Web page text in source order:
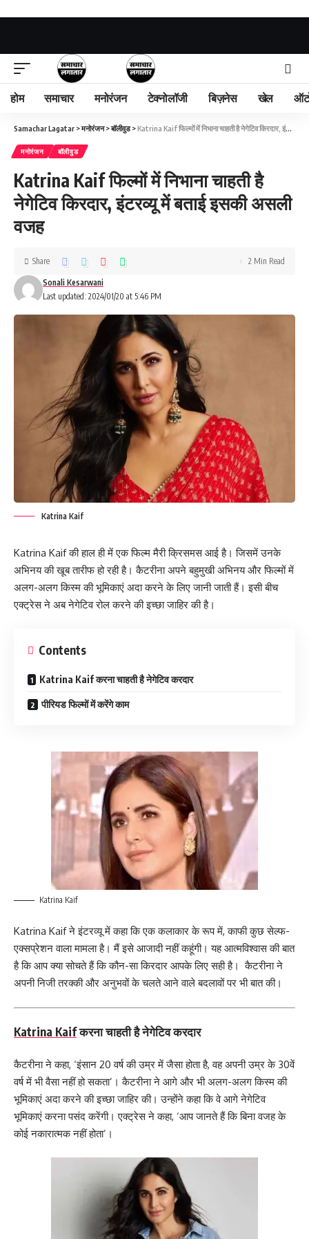
होम समाचार मनोरंजन टेक्नोलॉजी बिज़नेस खेल
Samachar Lagatar >मनोरंजन>बॉलीवुड>Katrina Kaif फिल्मों में निभाना चाहती है नेगेटिव किरदार, इंटरव्यू में बताई इसकी असली वजह
मनोरंजन बॉलीवुड
Katrina Kaif फिल्मों में निभाना चाहती है
नेगेटिव किरदार, इंटरव्यू में बताई इसकी असली
वजह
Last updated: 2024/01/20 at 5:46 PM
Sonali Kesarwani
Share 2 Min Read
Katrina Kaif
Katrina Kaif की हाल ही में एक फिल्म मैरी क्रिसमस आई है। जिसमें उनके
अभिनय की खूब तारीफ हो रही है। कैटरीना अपने बहुमुखी अभिनय और फिल्मों में
अलग-अलग किस्म की भूमिकाएं अदा करने के लिए जानी जाती हैं। इसी बीच
एक्ट्रेस ने अब नेगेटिव रोल करने की इच्छा जाहिर की है।
Contents
Katrina Kaif करना चाहती है नेगेटिव करदार
पीरियड फिल्मों में करेंगे काम
Katrina Kaif
Katrina Kaif ने इंटरव्यू में कहा कि एक कलाकार के रूप में, काफी कुछ सेल्फ-
एक्सप्रेशन वाला मामला है। मैं इसे आजादी नहीं कहूंगी। यह आत्मविश्वास की बात
है कि आप क्या सोचते हैं कि कौन-सा किरदार आपके लिए सही है। कैटरीना ने
अपनी निजी तरक्की और अनुभवों के चलते आने वाले बदलावों पर भी बात की।
Katrina Kaifकरना चाहती है नेगेटिव करदार
कैटरीना ने कहा, ‘इंसान 20 वर्ष की उम्र में जैसा होता है, वह अपनी उम्र के 30वें
वर्ष में भी वैसा नहीं हो सकता’। कैटरीना ने आगे और भी अलग-अलग किस्म की
भूमिकाएं अदा करने की इच्छा जाहिर की। उन्होंने कहा कि वे आगे नेगेटिव
भूमिकाएं करना पसंद करेंगी। एक्ट्रेस ने कहा, ‘आप जानते हैं कि बिना वजह के
कोई नकारात्मक नहीं होता’।